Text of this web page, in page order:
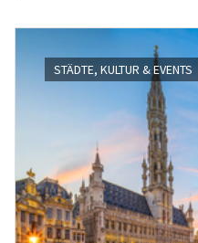
STÄDTE, KULTUR & EVENTS